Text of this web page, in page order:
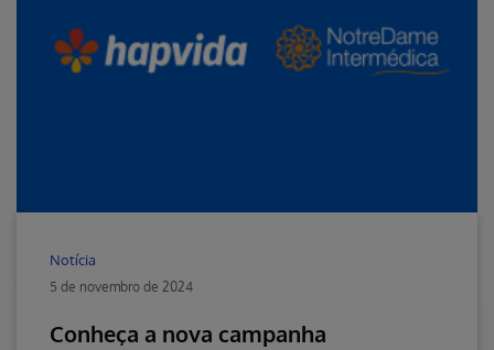
Notícia
5 de novembro de 2024
Conheça a nova campanha